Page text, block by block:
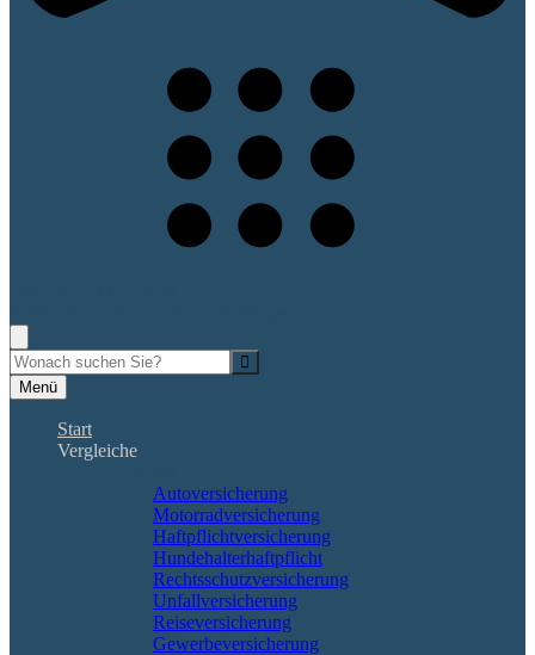
Menü
Start
Vergleiche
Autoversicherung
Motorradversicherung
Haftpflichtversicherung
Hundehalterhaftpflicht
Rechtsschutzversicherung
Unfallversicherung
Reiseversicherung
Gewerbeversicherung